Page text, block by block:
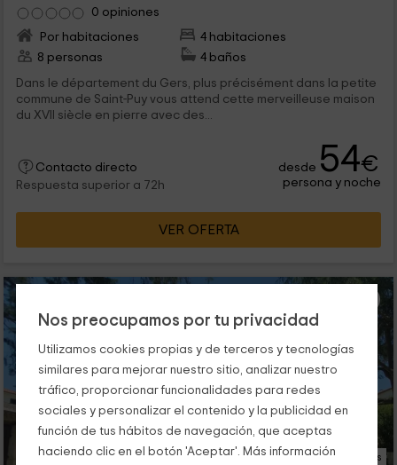
Nos preocupamos por tu privacidad
Utilizamos cookies propias y de terceros y tecnologías
similares para mejorar nuestro sitio, analizar nuestro
tráfico, proporcionar funcionalidades para redes
sociales y personalizar el contenido y la publicidad en
función de tus hábitos de navegación, que aceptas
haciendo clic en el botón 'Aceptar'. Más información
0 opiniones
Por habitaciones
4 habitaciones
8 personas
4 baños
Dans le département du Gers, plus précisément dans la petite
commune de Saint-Puy vous attend cette merveilleuse maison
du XVII siècle en pierre avec des...
Contacto directo
Respuesta superior a 72h
desde 54€
persona y noche
VER OFERTA
23 Fotos